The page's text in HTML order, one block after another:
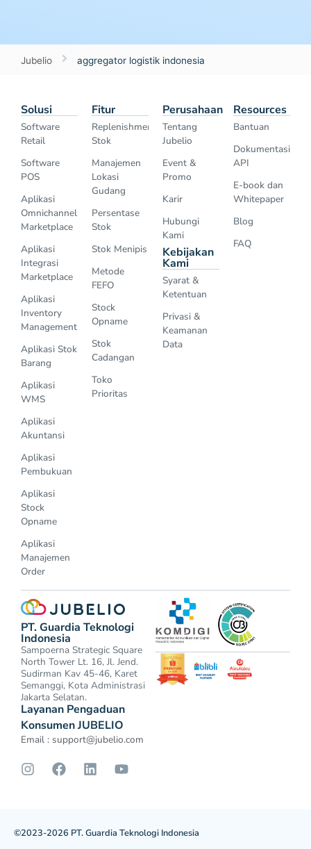
Jubelio aggregator logistik indonesia
Solusi
Software
Retail
Software
POS
Aplikasi
Omnichannel
Marketplace
Aplikasi
Integrasi
Marketplace
Aplikasi
Inventory
Management
Aplikasi Stok
Barang
Aplikasi
WMS
Aplikasi
Akuntansi
Aplikasi
Pembukuan
Aplikasi
Stock
Opname
Aplikasi
Manajemen
Order
Fitur
Replenishment
Stok
Manajemen
Lokasi
Gudang
Persentase
Stok
Stok Menipis
Metode
FEFO
Stock
Opname
Stok
Cadangan
Toko
Prioritas
Perusahaan
Tentang
Jubelio
Event &
Promo
Karir
Hubungi
Kami
Kebijakan
Kami
Syarat &
Ketentuan
Privasi &
Keamanan
Data
Resources
Bantuan
Dokumentasi
API
E-book dan
Whitepaper
Blog
FAQ
PT. Guardia Teknologi
Indonesia
Sampoerna Strategic Square
North Tower Lt. 16, Jl. Jend.
Sudirman Kav 45-46, Karet
Semanggi, Kota Administrasi
Jakarta Selatan.
Layanan Pengaduan
Konsumen JUBELIO
Email : support@jubelio.com
©2023-2026 PT. Guardia Teknologi Indonesia